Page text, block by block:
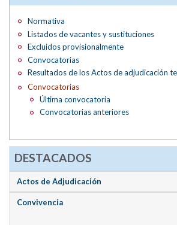
Normativa
Listados de vacantes y sustituciones
Excluidos provisionalmente
Convocatorias
Resultados de los Actos de adjudicación
Convocatorias
Última convocatoria
Convocatorias anteriores
DESTACADOS
Actos de Adjudicación
Convivencia